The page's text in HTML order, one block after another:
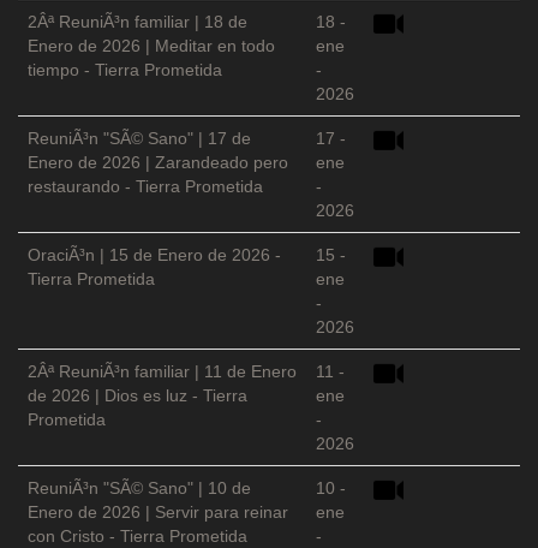
2Âª ReuniÃ³n familiar | 18 de
Enero de 2026 | Meditar en todo
tiempo - Tierra Prometida
18 -
ene
-
2026
ReuniÃ³n "SÃ© Sano" | 17 de
Enero de 2026 | Zarandeado pero
restaurando - Tierra Prometida
17 -
ene
-
2026
OraciÃ³n | 15 de Enero de 2026 -
Tierra Prometida
15 -
ene
-
2026
2Âª ReuniÃ³n familiar | 11 de Enero
de 2026 | Dios es luz - Tierra
Prometida
11 -
ene
-
2026
ReuniÃ³n "SÃ© Sano" | 10 de
Enero de 2026 | Servir para reinar
con Cristo - Tierra Prometida
10 -
ene
-